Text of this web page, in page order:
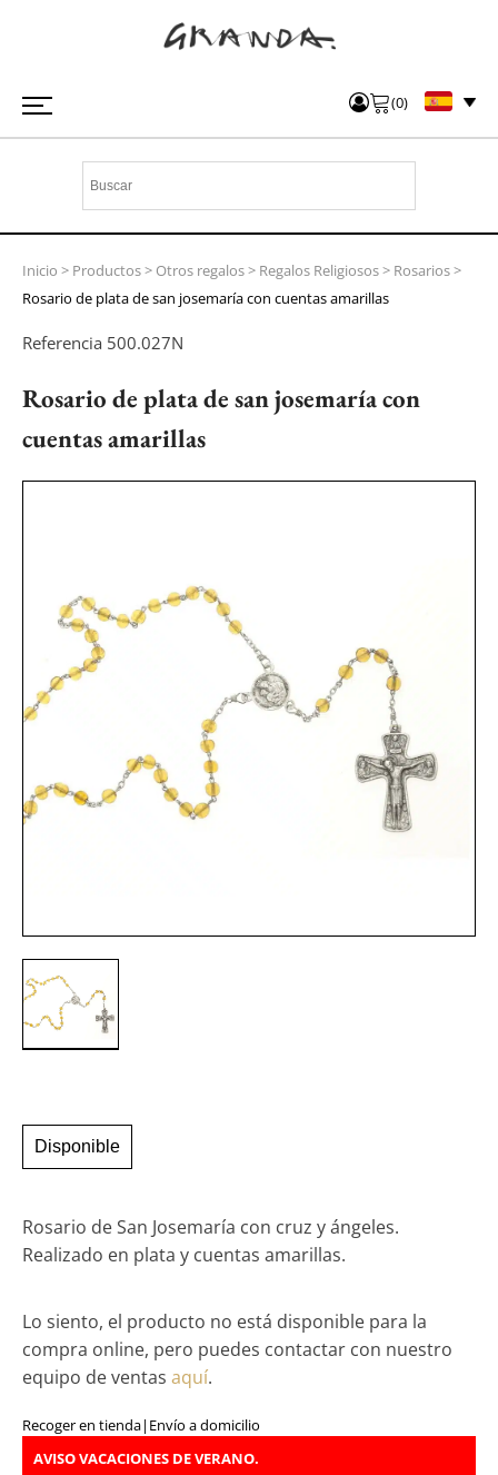
(0)
Inicio > Productos> Otros regalos> Regalos Religiosos> Rosarios>
Rosario de plata de san josemaría con cuentas amarillas
Referencia 500.027N
Rosario de plata de san josemaría con
cuentas amarillas
Disponible
Rosario de San Josemaría con cruz y ángeles.
Realizado en plata y cuentas amarillas.
Lo siento, el producto no está disponible para la
compra online, pero puedes contactar con nuestro
equipo de ventas aquí.
Recoger en tienda| Envío a domicilio
AVISO VACACIONES DE VERANO.